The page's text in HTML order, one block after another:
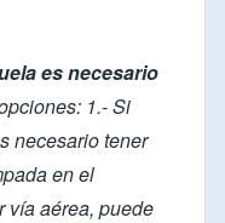
es necesario
1.- Si
necesario tener
en el
vía aérea, puede